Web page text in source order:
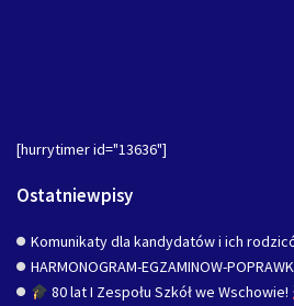
[hurrytimer id="13636"]
Ostatniewpisy
Komunikaty dla kandydatów i ich
HARMONOGRAM-EGZAMINOW-
80 lat I Zespołu Szkół we Wschowie!